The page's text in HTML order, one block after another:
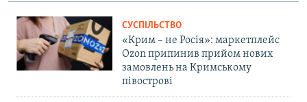
СУСПІЛЬСТВО
«Крим – не Росія»: маркетплейс
Ozon припинив прийом нових
замовлень на Кримському
півострові